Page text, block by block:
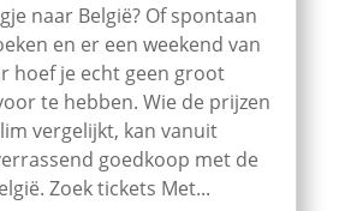
naar België? Of spontaan
en er een weekend van
hoef je echt geen groot
te hebben. Wie de prijzen
vergelijkt, kan vanuit
goedkoop met de
Zoek tickets Met...